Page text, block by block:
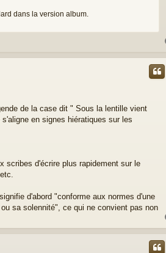
dans la version album.
de la case dit " Sous la lentille vient
en signes hiératiques sur les
scribes d'écrire plus rapidement sur le
d'abord "conforme aux normes d'une
sa solennité", ce qui ne convient pas non